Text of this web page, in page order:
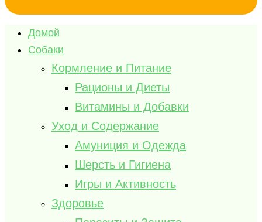
Домой
Собаки
Кормление и Питание
Рационы и Диеты
Витамины и Добавки
Уход и Содержание
Амуниция и Одежда
Шерсть и Гигиена
Игры и Активность
Здоровье